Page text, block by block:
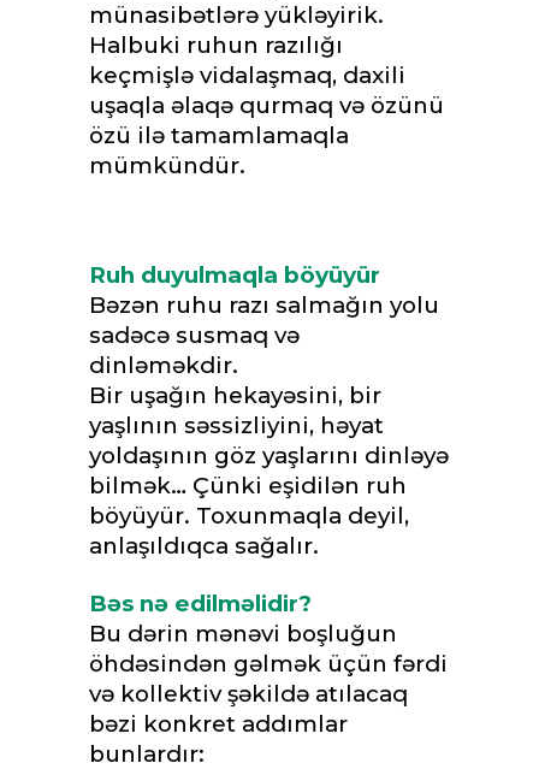
münasibətlərə yükləyirik.
Halbuki ruhun razılığı
keçmişlə vidalaşmaq, daxili
uşaqla əlaqə qurmaq və özünü
özü ilə tamamlamaqla
mümkündür.
Ruh duyulmaqla böyüyür
Bəzən ruhu razı salmağın yolu
sadəcə susmaq və
dinləməkdir.
Bir uşağın hekayəsini, bir
yaşlının səssizliyini, həyat
yoldaşının göz yaşlarını dinləyə
bilmək… Çünki eşidilən ruh
böyüyür. Toxunmaqla deyil,
anlaşıldıqca sağalır.
Bəs nə edilməlidir?
Bu dərin mənəvi boşluğun
öhdəsindən gəlmək üçün fərdi
və kollektiv şəkildə atılacaq
bəzi konkret addımlar
bunlardır: